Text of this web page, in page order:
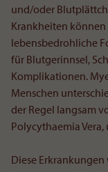
und/oder
Krankheiten
lebensbedrohliche
für Blutgerinnsel,
Komplikationen.
Menschen
der Regel langsam
Polycythaemia
Diese